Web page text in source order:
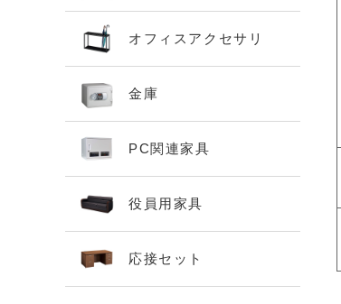
オフィスアクセサリ
金庫
PC関連家具
役員用家具
応接セット